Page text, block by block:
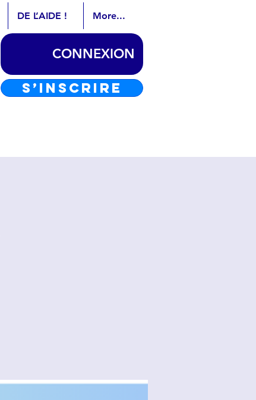
DE L’AIDE ! More...
CONNEXION
S’INSCRIRE